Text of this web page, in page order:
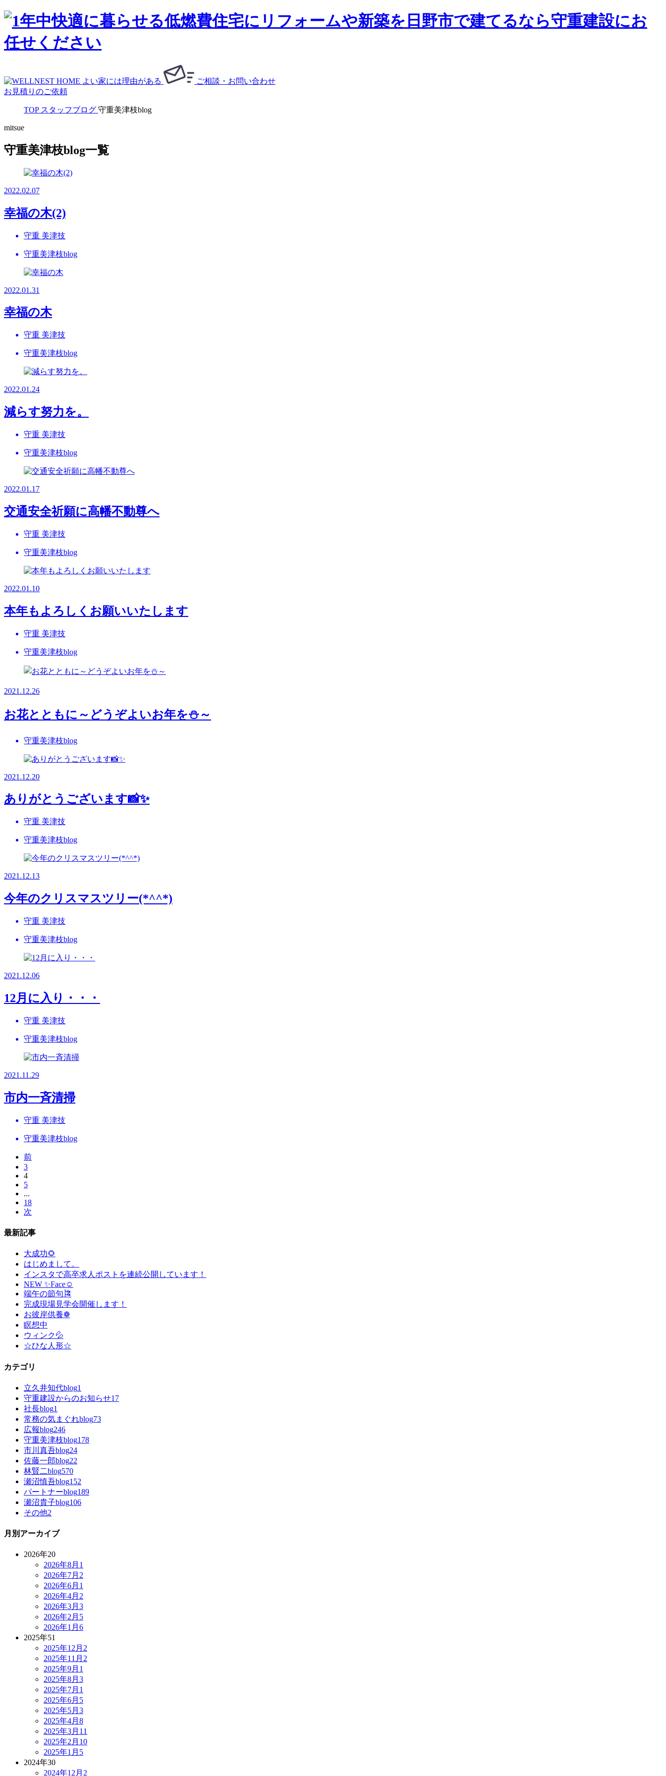
ご相談・お問い合わせ
お見積りのご依頼
TOP スタッフブログ 守重美津枝blog
mitsue
守重美津枝blog一覧
2022.02.07
幸福の木(2)
守重 美津技
守重美津枝blog
2022.01.31
幸福の木
守重 美津技
守重美津枝blog
2022.01.24
減らす努力を。
守重 美津技
守重美津枝blog
2022.01.17
交通安全祈願に高幡不動尊へ
守重 美津技
守重美津枝blog
2022.01.10
本年もよろしくお願いいたします
守重 美津技
守重美津枝blog
2021.12.26
お花とともに～どうぞよいお年を⛄～
守重美津枝blog
2021.12.20
ありがとうございます📸✨
守重 美津技
守重美津枝blog
2021.12.13
今年のクリスマスツリー(*^^*)
守重 美津技
守重美津枝blog
2021.12.06
12月に入り・・・
守重 美津技
守重美津枝blog
2021.11.29
市内一斉清掃
守重 美津技
守重美津枝blog
前
3
4
5
...
18
次
最新記事
大成功🌻
はじめまして。
インスタで高卒求人ポストを連続公開しています！
NEW ✨Face☺
端午の節句🎏
完成現場見学会開催します！
お彼岸供養❁
瞑想中
ウィンク💦
☆ひな人形☆
カテゴリ
立久井知代blog1
守重建設からのお知らせ17
社長blog1
常務の気まぐれblog73
広報blog246
守重美津枝blog178
市川真吾blog24
佐藤一郎blog22
林賢二blog570
瀬沼慎吾blog152
パートナーblog189
瀬沼貴子blog106
その他2
月別アーカイブ
2026年20
2026年8月 1
2026年7月 2
2026年6月 1
2026年4月 2
2026年3月 3
2026年2月 5
2026年1月 6
2025年51
2025年12月 2
2025年11月 2
2025年9月 1
2025年8月 3
2025年7月 1
2025年6月 5
2025年5月 3
2025年4月 8
2025年3月 11
2025年2月 10
2025年1月 5
2024年30
2024年12月 2